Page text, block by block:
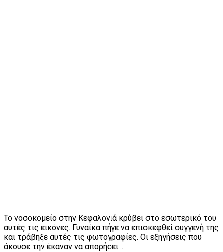
Το νοσοκομείο στην Κεφαλονιά κρύβει στο εσωτερικό του
αυτές τις εικόνες. Γυναίκα πήγε να επισκεφθεί συγγενή της
και τράβηξε αυτές τις φωτογραφίες. Οι εξηγήσεις που
άκουσε την έκαναν να απορήσει…